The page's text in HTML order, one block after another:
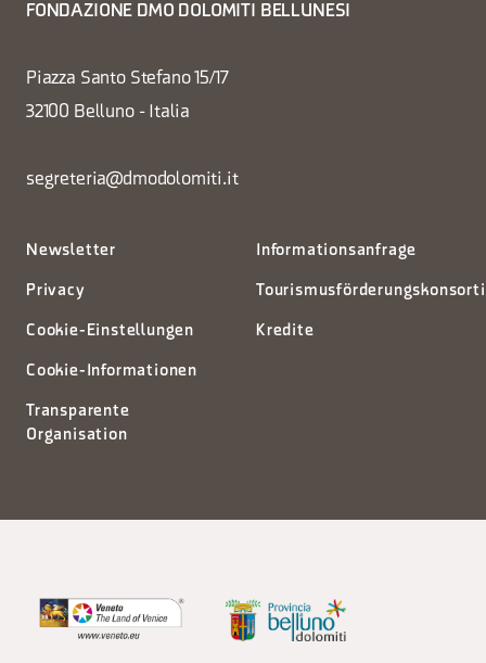
FONDAZIONE DMO DOLOMITI BELLUNESI
Piazza Santo Stefano 15/17
32100 Belluno - Italia
segreteria@dmodolomiti.it
Newsletter
Privacy
Cookie-Einstellungen
Cookie-Informationen
Transparente
Organisation
Informationsanfrage
Kredite